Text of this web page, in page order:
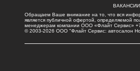
ВАКАНСИИ
Обращаем Ваше внимание на то, что вся
является публичной офертой, определяемой
менеджерам компании ООО «Флайт Сервис»
© 2003-2026 ООО "Флайт Сервис: автосалон